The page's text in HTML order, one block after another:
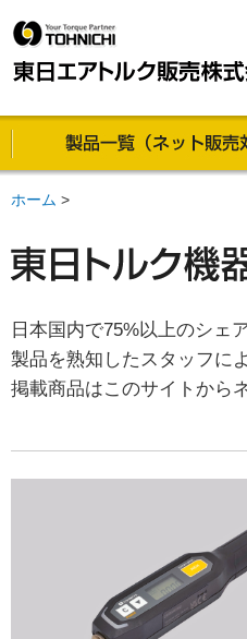
ホーム >
日本国内で75%以上のシェ
製品を熟知したスタッフに
掲載商品はこのサイトから